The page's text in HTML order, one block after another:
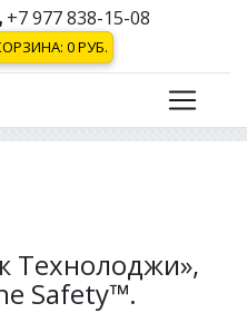
+7 977 838-15-08
0РУБ.
Safety™.